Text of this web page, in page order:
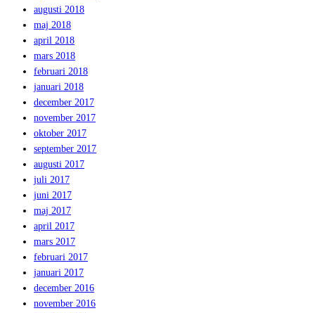
augusti 2018
maj 2018
april 2018
mars 2018
februari 2018
januari 2018
december 2017
november 2017
oktober 2017
september 2017
augusti 2017
juli 2017
juni 2017
maj 2017
april 2017
mars 2017
februari 2017
januari 2017
december 2016
november 2016